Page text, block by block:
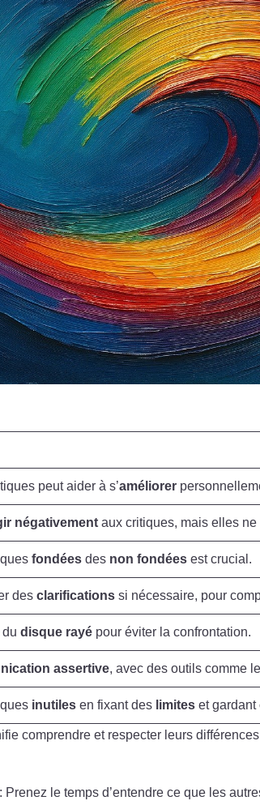
peut aider à s’améliorer
négativement aux critiques, mais elles
fondées des non fondées est crucial.
desclarifications si nécessaire, pour
dudisque rayé pour éviter la confrontation.
assertive, avec des outils comme
inutiles en fixant des limites et gardant
comprendre et respecter leurs
: Prenez le temps d’entendre ce que les